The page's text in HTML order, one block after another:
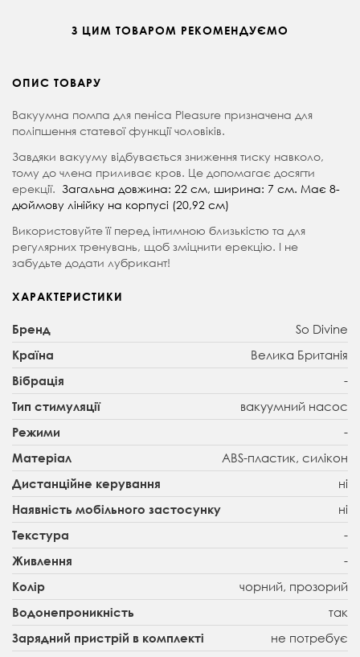
З ЦИМ ТОВАРОМ РЕКОМЕНДУЄМО
ОПИС ТОВАРУ
Вакуумна помпа для пеніса Pleasure призначена для
поліпшення статевої функції чоловіків.
Завдяки вакууму відбувається зниження тиску навколо,
тому до члена приливає кров. Це допомагає досягти
ерекції. Загальна довжина: 22 см, ширина: 7 см. Має 8-
дюймову лінійку на корпусі (20,92 см)
Використовуйте її перед інтимною близькістю та для
регулярних тренувань, щоб зміцнити ерекцію. І не
забудьте додати лубрикант!
ХАРАКТЕРИСТИКИ
Бренд So Divine
Країна Велика Британія
Вібрація -
Тип стимуляції вакуумний насос
Режими -
Матеріал ABS-пластик, силікон
Дистанційне керування ні
Наявність мобільного застосунку ні
Текстура -
Живлення -
Колір чорний, прозорий
Водонепроникність так
Зарядний пристрій в комплекті не потребує